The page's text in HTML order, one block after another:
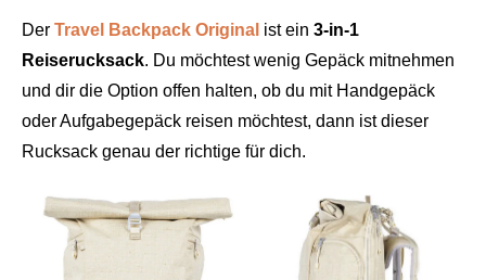
Der Travel Backpack Original ist ein 3-in-1
Reiserucksack. Du möchtest wenig Gepäck mitnehmen
und dir die Option offen halten, ob du mit Handgepäck
oder Aufgabegepäck reisen möchtest, dann ist dieser
Rucksack genau der richtige für dich.